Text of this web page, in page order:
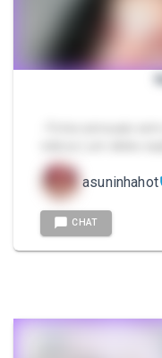
asuninhahot
CHAT